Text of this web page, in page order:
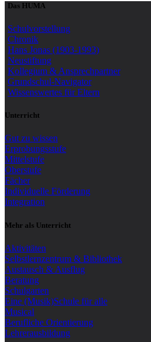
Das HUMA
Schulvorstellung
Chronik
Hans Jonas (1903-1993)
Neustiftung
Kollegium & Ansprechpartner
Grundschul-Navigator
Wissenswertes für Eltern
Unterricht
Gut zu wissen
Erprobungsstufe
Mittelstufe
Oberstufe
Fächer
Individuelle Förderung
Integration
Mehr als Unterricht
Aktivitäten
Selbstlernzentrum & Bibliothek
Austausch & Ausflug
Beratung
Schulgarten
Eine (Musik)Schule für alle
Musical
Berufliche Orientierung
Lehrerausbildung